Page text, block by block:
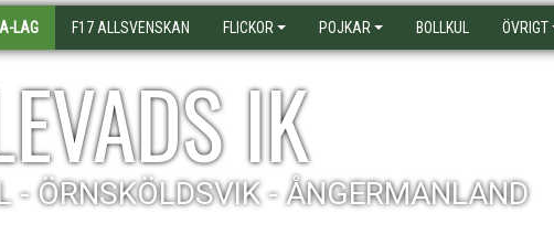
LAG F17 ALLSVENSKAN FLICKOR POJKAR BOLLKUL ÖVRIGT
IK
- ÖRNSKÖLDSVIK - ÅNGERMANLAND